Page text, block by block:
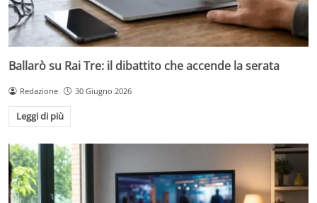
Ballarò su Rai Tre: il dibattito che accende la serata
Redazione 30 Giugno 2026
Leggi di più